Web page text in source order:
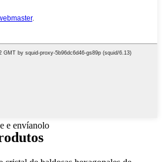
e envíanolo